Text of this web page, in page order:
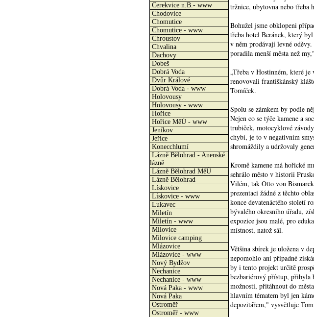
Cerekvice n.B.- www
Chodovice
Chomutice
Chomutice - www
Chroustov
Chvalina
Dachovy
Dobeš
Dobrá Voda
Dvůr Králové
Dobrá Voda - www
Holovousy
Holovousy - www
Hořice
Hořice MěÚ - www
Jeníkov
Jeřice
Konecchlumí
Lázně Bělohrad - Anenské
lázně
Lázně Bělohrad MěÚ
Lázně Bělohrad
Lískovice
Lískovice - www
Lukavec
Miletín
Miletín - www
Milovice
Milovice camping
Mlázovice
Mlázovice - www
Nový Bydžov
Nechanice
Nechanice - www
Nová Paka - www
Nová Paka
Ostroměř
Ostroměř - www
tržnice, ubytovna nebo třeba
Bohužel jsme obklopeni
třeba hotel Beránek, který
v něm prodávají levné
poradila menší města než
„Třeba v Hostinném, které
renovovali františkánský
Tomíček.
Spolu se zámkem by podle
Nejen co se týče kamene a
trubiček, motocyklové
chybí, je to v negativním
shromáždily a udržovaly
Kromě kamene má hořické
sehrálo město v historii
Vilém, tak Otto von
prezentaci žádné z těchto
konce devatenáctého století
bývalého okresního úřadu,
expozice jsou malé, pro
místnost, natož sál.
Většina sbírek je uložena v
nepomohlo ani případné
by i tento projekt určitě
bezbariérový přístup, přibyla
možnosti, přitáhnout do
hlavním tématem byl jen
depozitářem," vysvětluje